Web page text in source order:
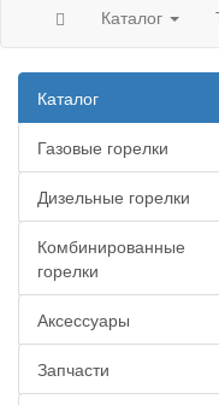
Каталог
Каталог
Газовые горелки
Дизельные горелки
Комбинированные
горелки
Аксессуары
Запчасти